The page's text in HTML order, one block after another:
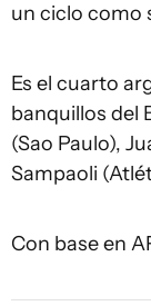
un ciclo como
Es el cuarto
banquillos del
(Sao Paulo),
Sampaoli
Con base en